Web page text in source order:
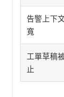
告警上下
寬
工單草稿
止